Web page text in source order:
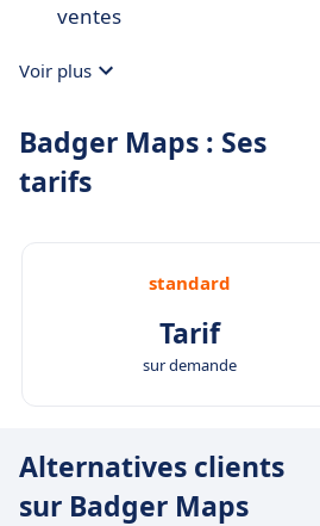
ventes
Voir plus
Badger Maps : Ses
tarifs
standard
Tarif
sur demande
Alternatives clients
sur Badger Maps